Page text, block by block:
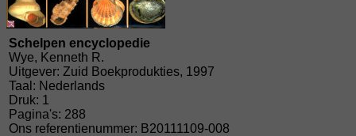
Schelpen encyclopedie
Wye, Kenneth R.
Uitgever: Zuid Boekprodukties, 1997
Taal: Nederlands
Druk: 1
Pagina's: 288
Ons referentienummer: B20111109-008